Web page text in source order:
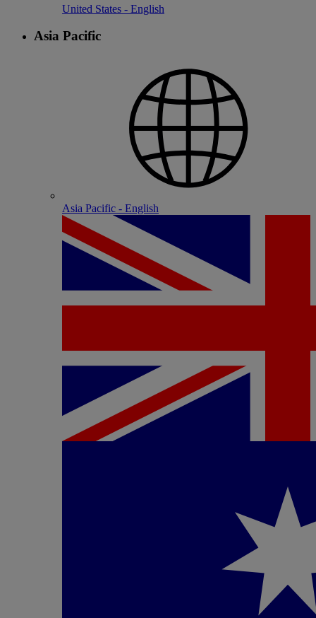
United States - English
Asia Pacific
Asia Pacific - English